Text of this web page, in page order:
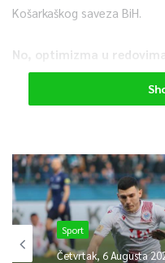
Košarkaškog saveza BiH.
No, optimizma u
ovaj susret.
ovo su utakmice u kojima
tražite različite načine da
pokušati uraditi – kaže bh.
Utakmica Poljska – BiH u
Sport
Četvrtak, 6 Augusta